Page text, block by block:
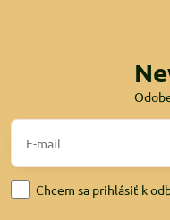
Chcem sa prihlásiť k